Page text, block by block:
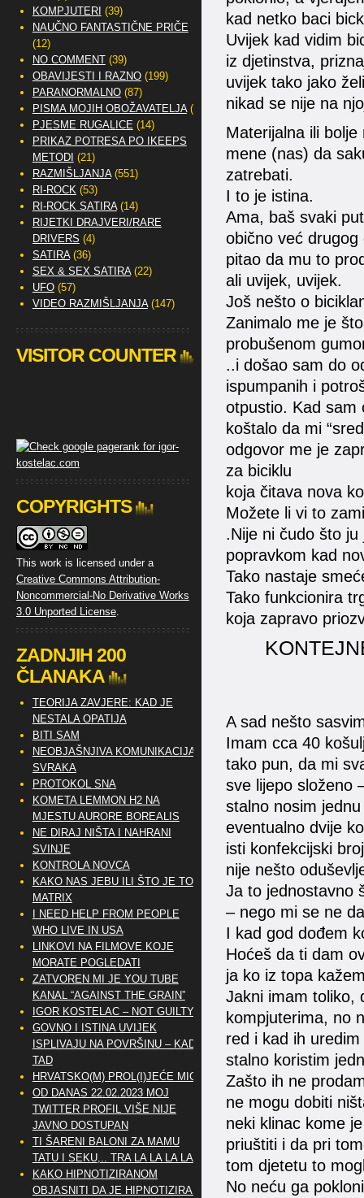
kad netko baci
Uvijek kad vidim
iz djetinstva,
uvijek tako jako
nikad se nije na
Materijalna ili
mene (nas) da
zatrebati.
I to je istina.
Ama, baš svaki
obično već
pitao da mu to
ali uvijek, uvijek.
Još nešto o
Zanimalo me je
probušenom
..i došao sam do
ispumpanih i
otpustio. Kad sam
koštalo da mi
odgovor me je
za biciklu
koja čitava nova
Možete li vi to
.Nije ni čudo što
popravkom kad
Tako nastaje
Tako funkcionira
koja zapravo
A sad nešto
Imam cca 40
tako pun, da mi
sve lijepo složeno
stalno nosim
eventualno dvije
isti konfekcijski
nije nešto
Ja to jednostavno
– nego mi se ne
I kad god dođem
Hoćeš da ti dam
ja ko iz topa
Jakni imam toliko,
kompjuterima, no
red i kad ih
stalno koristim
Zašto ih ne
ne mogu dobiti
neki klinac kome
priuštiti i da pri
tom djetetu to
No neću ga
KOMPJUTERI (39)
NAUČNO FANTASTIČNE PRIČE
(12)
NO COMMENT(39)
OBAVIJESTI I RAZNO(199)
PARANORMALNO(87)
PISMA MOJIH OBOŽAVATELJA(2)
PJESME RUGALICE (14)
PRIKAZ POTRESA PO IKEEPS
METODI (21)
RAZMIŠLJANJA(551)
RI-ROCK(53)
RI-ROCK SATIRA(14)
RIJETKI DRAJVERI/RARE
DRIVERS (4)
SATIRA(36)
SEX & SEX SATIRA(22)
UFO(57)
VIDEO RAZMIŠLJANJA(147)
VISITOR COUNTER
COPYRIGHTS
This work is licensed under a
Creative Commons Attribution-
Noncommercial-No Derivative Works
3.0 Unported License.
ZADNJIH 200
ČLANAKA
TEORIJA ZAVJERE: KAD JE
NESTALA OPATIJA
BITI SAM
NEOBJAŠNJIVA KOMUNIKACIJA
SVRAKA
PROTOKOL SNA
KOMETA LEMMON H2 NA
MJESTU AURORE BOREALIS
NE DIRAJ NIŠTA I NAHRANI
SVINJE
KONTROLA NOVCA
KAKO NAS JEBU ILI ŠTO JE TO
MATRIX
I NEED HELP FROM PEOPLE
WHO LIVE IN USA
LINKOVI NA FILMOVE KOJE
MORATE POGLEDATI
ZATVOREN MI JE YOU TUBE
KANAL “AGAINST THE GRAIN”
IGOR KOSTELAC – NOT GUILTY
GOVNO I ISTINA UVIJEK
ISPLIVAJU NA POVRŠINU – KAD
TAD
HRVATSKO(M) PROL(I)JEĆE MIG
OD DANAS 22.02.2023 MOJ
TWITTER PROFIL VIŠE NIJE
JAVNO DOSTUPAN
TI ŠARENI BALONI ZA MAMU
TATU I SEKU,.. TRA LA LA LA LA
KAKO HIPNOTIZIRANOM
OBJASNITI DA JE HIPNOTIZIRAN